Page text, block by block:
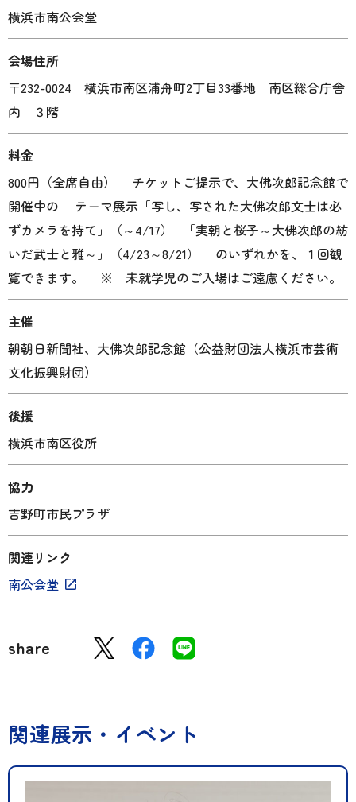
横浜市南公会堂
会場住所
〒232-0024 横浜市南区浦舟町2丁目33番地 南区総合庁舎
内 ３階
料金
800円（全席自由） チケットご提示で、大佛次郎記念館で
開催中の テーマ展示「写し、写された大佛次郎文士は必
ずカメラを持て」（～4/17） 「実朝と桜子～大佛次郎の紡
いだ武士と雅～」（4/23～8/21） のいずれかを、１回観
覧できます。 ※ 未就学児のご入場はご遠慮ください。
主催
朝朝日新聞社、大佛次郎記念館（公益財団法人横浜市芸術
文化振興財団）
後援
横浜市南区役所
協力
吉野町市民プラザ
関連リンク
南公会堂
share
関連展示・イベント